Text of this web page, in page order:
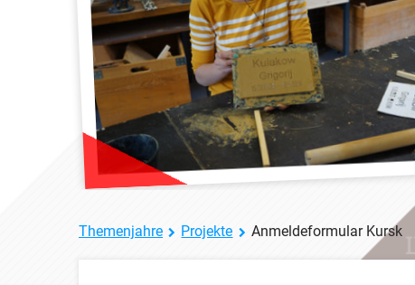
Themenjahre Projekte Anmeldeformular Kursk